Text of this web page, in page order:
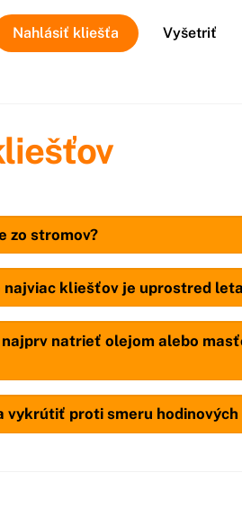
Nahlásiť kliešťa Vyšetriť
zo stromov?
najviac kliešťov je uprostred
najprv natrieť olejom alebo
vykrútiť proti smeru